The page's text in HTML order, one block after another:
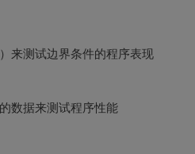
来测试边界条件的程序表现
数据来测试程序性能